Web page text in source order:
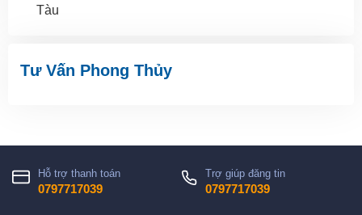
Tàu
Tư Vấn Phong Thủy
Hỗ trợ thanh toán
0797717039
Trợ giúp đăng tin
0797717039